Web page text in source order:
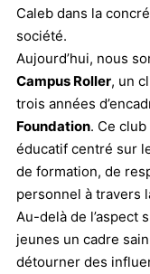
Caleb dans la
société.
Aujourd’hui, nous
Campus Roller, un
trois années
Foundation. Ce
éducatif centré sur
de formation, de
personnel à travers
Au-delà de l’aspect
jeunes un cadre
détourner des